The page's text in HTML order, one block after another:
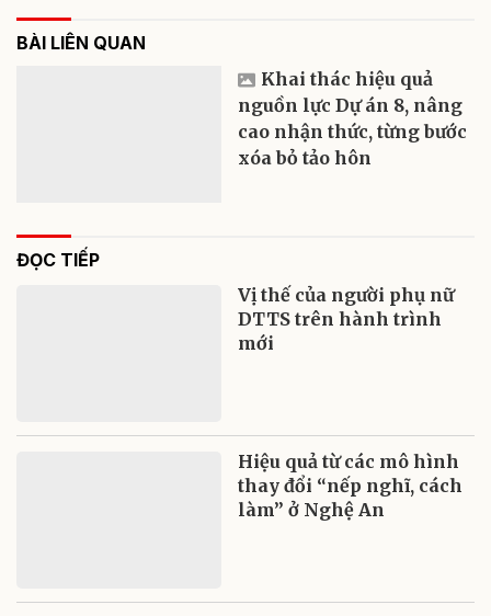
BÀI LIÊN QUAN
Khai thác hiệu quả
nguồn lực Dự án 8, nâng
cao nhận thức, từng bước
xóa bỏ tảo hôn
ĐỌC TIẾP
Vị thế của người phụ nữ
DTTS trên hành trình
mới
Hiệu quả từ các mô hình
thay đổi “nếp nghĩ, cách
làm” ở Nghệ An